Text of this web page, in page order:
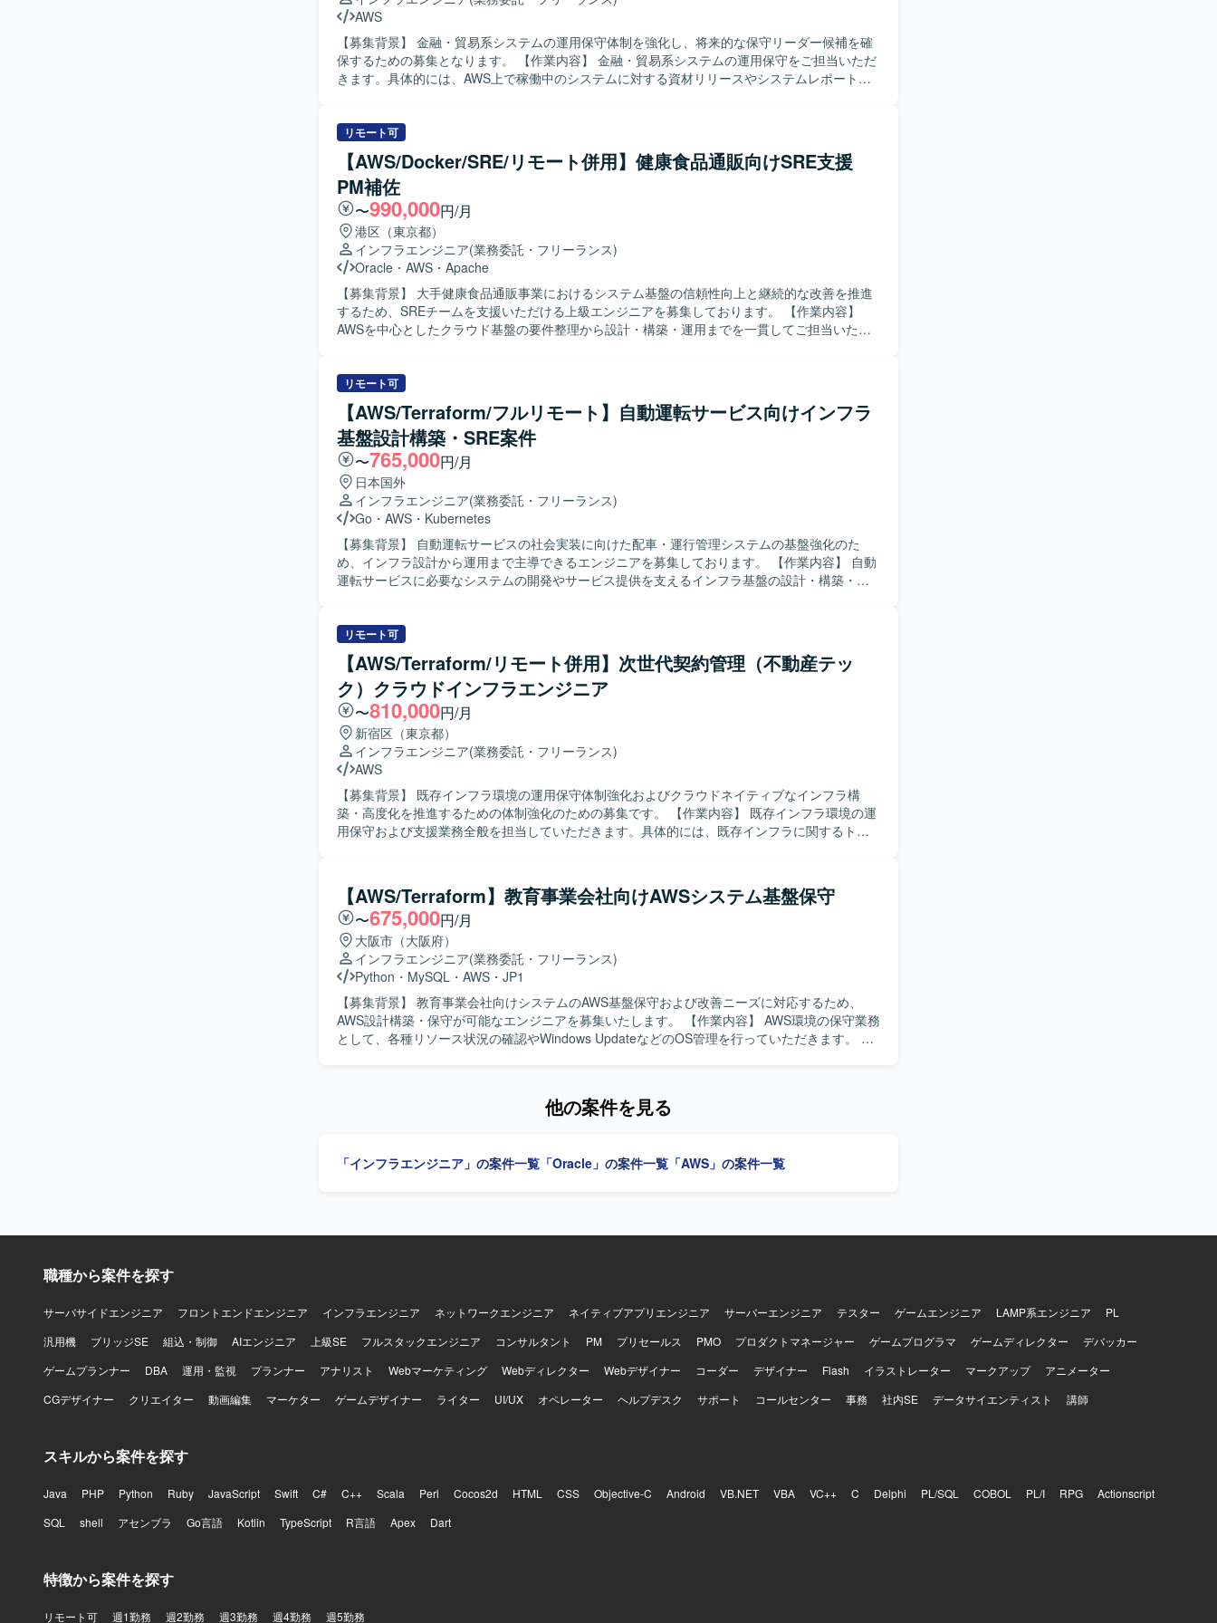
AWS
【募集背景】 金融・貿易系システムの運用保守体制を強化し、将来的な保守リーダー候補を確
保するための募集となります。 【作業内容】 金融・貿易系システムの運用保守をご担当いただ
きます。具体的には、AWS上で稼働中のシステムに対する資材リリースやシステムレポート作
ていただきます。加えて、問題調査や課題対応、基盤の追加開発への関与、運用保守チームで
新規システムを運用移管で受け入れる際のレビューや開発チームとのやり取りなどにも携わっ
ていただきます。さらに、追加開発時における自チームメンバーの管理や対外チームとのコミ
ュニケーションを担っていただく場合があります。 【求める人物像】 AWS環境での運用保守に
主体的に取り組み、インシデント対応や課題解決に責任感を持って対応していただける方を求
めています。チームメンバーや対外チームとのコミュニケーションを円滑に行いながら、将来
的に保守リーダー的なポジションを担う意欲のある方が望ましいです。 【ポジションの魅力】
金融・貿易系システムというミッションクリティカルな領域で、AWSを中心としたモダンなイ
ンフラ環境の運用保守に携わることができます。定常作業だけでなく、問題調査や課題対応、
基盤の追加開発、新規システムの運用移管レビューなど、幅広い業務を通じて経験を積むこと
ができ、将来的には保守リーダーとしてマネジメントや対外折衝にも関わっていただけるポジ
ションです。 【開発環境】 AWS上のインフラ環境で、ECS Fargate、CloudFront、API
リモート可
【AWS/Docker/SRE/リモート併用】健康食品通販向けSRE支援
PM補佐
〜990,000円/月
港区（東京都）
インフラエンジニア(業務委託・フリーランス)
Oracle ・ AWS ・ Apache
【募集背景】 大手健康食品通販事業におけるシステム基盤の信頼性向上と継続的な改善を推進
するため、SREチームを支援いただける上級エンジニアを募集しております。 【作業内容】
AWSを中心としたクラウド基盤の要件整理から設計・構築・運用までを一貫してご担当いただ
GitHub ActionsやTerraformを用いたCI/CDおよびIaC環境の整備・改善を行っていただきます。
PM補佐として、タスクの整理や進行管理、関係者との調整など、プロジェクト推進に関わる業
務も担っていただきます。 【求める人物像】 要件に対して自らタスク分解を行い、主体的に課
題解決へ取り組める方を求めております。 SREチーム内外のメンバーと積極的にコミュニケー
ションを図りながら、周囲を巻き込んで業務を推進できる方が望ましいです。 技術面だけでな
く、レビューや顧客折衝を通じて品質向上や改善提案に前向きに取り組める方を歓迎いたしま
す。 【ポジションの魅力】 クラウドネイティブな環境で、設計から構築・運用まで一連の工程
に関わることができます。 SREとしてシステム全体の信頼性や運用性の向上に携わりながら、
PM補佐として上流の推進業務にも関与いただけるため、技術とマネジメントの両面でスキルア
ップが可能です。 【開発環境】 AWS上でのクラウド基盤、ECSやFargateなどのコンテナ基
盤、GitHub Actionsを用いたCI/CDパイプライン、Terraformを用いたIaC環境などが想定されて
おります。
リモート可
【AWS/Terraform/フルリモート】自動運転サービス向けインフラ
基盤設計構築・SRE案件
〜765,000円/月
日本国外
インフラエンジニア(業務委託・フリーランス)
Go ・ AWS ・ Kubernetes
【募集背景】 自動運転サービスの社会実装に向けた配車・運行管理システムの基盤強化のた
め、インフラ設計から運用まで主導できるエンジニアを募集しております。 【作業内容】 自動
運転サービスに必要なシステムの開発やサービス提供を支えるインフラ基盤の設計・構築・運
後はインフラエンジニア/SREとして、環境の構築および最適化を主導していただきます。 具体
的には、開発およびサービス提供基盤のアーキテクト設計や基本設計、DevOps環境の設計・構
築、SREとして環境の自動化や最適化などを行っていただきます。 【求める人物像】 自ら主体
的にサービス基盤づくりに取り組み、非機能要件を意識した設計・改善ができる方を求めてお
ります。 長期的なサービス展開を見据え、チームと協調しながら継続的な改善に取り組める方
が望ましいです。 【ポジションの魅力】 サービスとして安全かつ継続的に運用するための基盤
づくりに深く関わることができます。 スモールスタートから5年スパンでの大規模展開を見据え
たプロジェクトであり、立ち上げフェーズから仕様検討やアーキテクチャ設計に関与できま
す。 移動支援や地域交通の維持、ドライバー不足などの社会課題の解決に直結する社会インフ
ラ領域に挑戦できる点も大きな魅力です。 【開発環境】 クラウド：AWS または GCP 基盤：
EKS + マネージドサービス 言語：Go / React など（予定） その他：マイクロサービス、データ
処理設計 など
リモート可
【AWS/Terraform/リモート併用】次世代契約管理（不動産テッ
ク）クラウドインフラエンジニア
〜810,000円/月
新宿区（東京都）
インフラエンジニア(業務委託・フリーランス)
AWS
【募集背景】 既存インフラ環境の運用保守体制強化およびクラウドネイティブなインフラ構
築・高度化を推進するための体制強化のための募集です。 【作業内容】 既存インフラ環境の運
用保守および支援業務全般を担当していただきます。具体的には、既存インフラに関するトラ
環境におけるネットワーク構築をTerraformで行い、クラウドおよびオンプレミス環境のセキュ
リティ監視と防御体制の設計・構築・運用を行っていただきます。加えて、MTGへの参加、ド
キュメント作成・レビュー、チケットワークなど付随業務にも対応していただきます。 【求め
る人物像】 クラウドネイティブなインフラ構築に主体的に取り組み、IaCやコンテナ技術などモ
ダンな技術の習得に前向きな方を求めています。チームの一員としてコミュニケーションを図
りながら、自動化・標準化・ナレッジ蓄積を推進できる方が望ましいです。 【ポジションの魅
力】 比較的大規模なクラウドネイティブなインフラやネットワークの構築をチームの一員とし
て経験でき、実践的なプロジェクトに関わりながらスキルを深めることができます。クラウド
シフトやクラウドリフトを推進する環境で、IaCを活用したコンテナ化に取り組み、モダンな技
術スタックを実務で習得できます。将来的には不動産テック分野でのデータパイプライン構築
どのIaCツール、AnsibleやPuppetなどの構成管理ツール、Dockerおよびコンテナ関連サービス
（ECS、Fargate、ECR、API Gateway、Lambda）を組み合わせた環境で開発・運用を行いま
【AWS/Terraform】教育事業会社向けAWSシステム基盤保守
〜675,000円/月
大阪市（大阪府）
インフラエンジニア(業務委託・フリーランス)
Python ・ MySQL ・ AWS ・ JP1
【募集背景】 教育事業会社向けシステムのAWS基盤保守および改善ニーズに対応するため、
AWS設計構築・保守が可能なエンジニアを募集いたします。 【作業内容】 AWS環境の保守業務
として、各種リソース状況の確認やWindows UpdateなどのOS管理を行っていただきます。 ユ
対応を行っていただきます。 AWS環境の構築や設定変更はIaC（Infrastructure as Code）で実
る人物像】 顧客担当者や他ベンダーと積極的にコミュニケーションを取りながら、自立してタ
テム運用・設計スキルを高めていただけます。 IaCによる構築・変更運用に携わることで、
ています。 OSとしてWindows Serverを利用し、PowerShellスクリプトや各種ミドルウェア、
他の案件を見る
「インフラエンジニア」の案件一覧 「Oracle」の案件一覧 「AWS」の案件一覧
職種から案件を探す
サーバサイドエンジニア フロントエンドエンジニア インフラエンジニア ネットワークエンジニア ネイティブアプリエンジニア サーバーエンジニア テスター ゲームエンジニア LAMP系エンジニア
PL
汎用機
ブリッジSE 組込・制御 AIエンジニア 上級SE フルスタックエンジニア コンサルタント PM プリセールス PMO プロダクトマネージャー ゲームプログラマ ゲームディレクター
デバッカー
ゲームプランナー
DBA 運用・監視 プランナー アナリスト Webマーケティング Webディレクター Webデザイナー コーダー デザイナー Flash イラストレーター マークアップ
アニメーター
CGデザイナー
クリエイター 動画編集 マーケター ゲームデザイナー ライター UI/UX オペレーター ヘルプデスク サポート コールセンター 事務 社内SE データサイエンティスト 講師
スキルから案件を探す
Java PHP Python Ruby JavaScript Swift C# C++ Scala Perl Cocos2d HTML CSS Objective-C Android VB.NET VBA VC++ C Delphi PL/SQL COBOL PL/I RPG
Actionscript
SQL
shell アセンブラ Go言語 Kotlin TypeScript R言語 Apex Dart
特徴から案件を探す
リモート可 週1勤務 週2勤務 週3勤務 週4勤務 週5勤務